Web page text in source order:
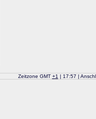
Zeitzone GMT +1 | 17:57 |